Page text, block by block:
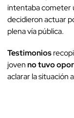
intentaba cometer
decidieron actuar
plena vía pública.
Testimonios
jovenno tuvo
aclarar la situación